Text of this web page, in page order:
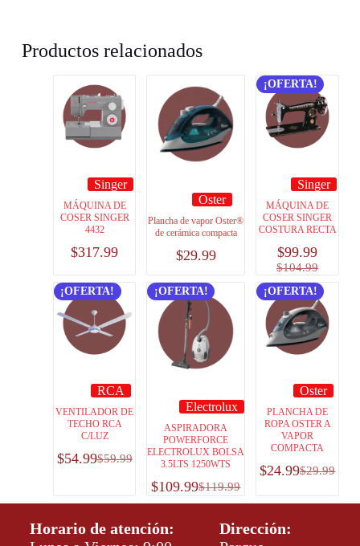
Productos relacionados
Singer
MÁQUINA DE
COSER SINGER
4432
$317.99
Oster
Plancha de vapor Oster®
de cerámica compacta
$29.99
¡OFERTA!
Singer
MÁQUINA DE
COSER SINGER
COSTURA RECTA
$104.99
$99.99
¡OFERTA!
RCA
VENTILADOR DE
TECHO RCA
C/LUZ
$59.99
$54.99
¡OFERTA!
Electrolux
ASPIRADORA
POWERFORCE
ELECTROLUX BOLSA
3.5LTS 1250WTS
$119.99
$109.99
¡OFERTA!
Oster
PLANCHA DE
ROPA OSTER A
VAPOR
COMPACTA
$29.99
$24.99
Horario de atención:
Dirección: